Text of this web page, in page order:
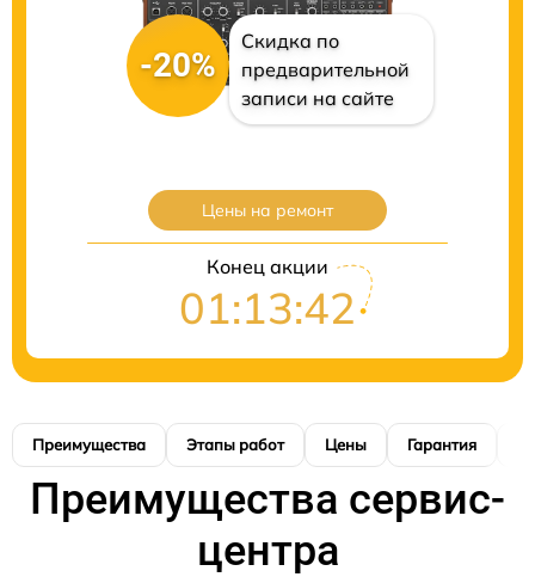
-20%
Скидка по
предварительной
записи на сайте
Цены на ремонт
Конец акции
01:13:41
Преимущества Этапы работ Цены Гарантия
Преимущества сервис-
центра